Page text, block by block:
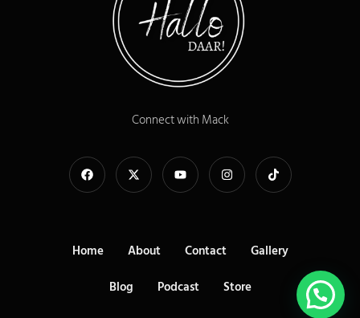
Connect with Mack
Home About Contact
Gallery
Blog
Podcast Store